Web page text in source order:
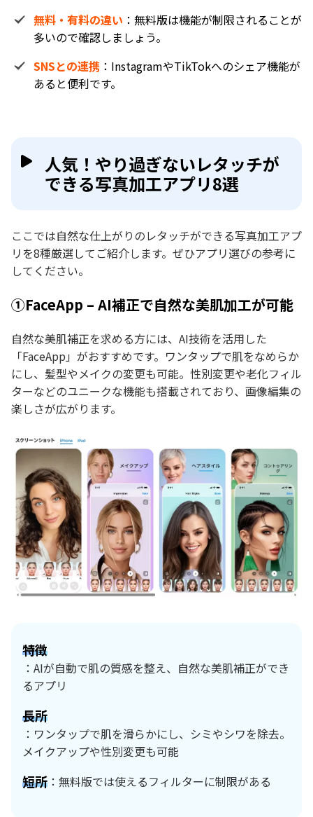
無料・有料の違い ：無料版は機能が制限されることが
多いので確認しましょう。
SNSとの連携 ：InstagramやTikTokへのシェア機能が
あると便利です。
人気！やり過ぎないレタッチが
できる写真加工アプリ8選
ここでは自然な仕上がりのレタッチができる写真加工アプ
リを8種厳選してご紹介します。ぜひアプリ選びの参考に
してください。
①FaceApp – AI補正で自然な美肌加工が可能
自然な美肌補正を求める方には、AI技術を活用した
「FaceApp」がおすすめです。ワンタップで肌をなめらか
にし、髪型やメイクの変更も可能。性別変更や老化フィル
ターなどのユニークな機能も搭載されており、画像編集の
楽しさが広がります。
特徴
：AIが自動で肌の質感を整え、自然な美肌補正ができ
るアプリ
長所
：ワンタップで肌を滑らかにし、シミやシワを除去。
メイクアップや性別変更も可能
短所 ：無料版では使えるフィルターに制限がある